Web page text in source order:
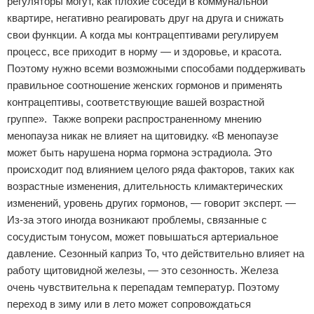
квартире, негативно реагировать друг на друга и снижать
свои функции. А когда мы контрацептивами регулируем
процесс, все приходит в норму — и здоровье, и красота.
Поэтому нужно всеми возможными способами поддерживать
правильное соотношение женских гормонов и применять
контрацептивы, соответствующие вашей возрастной
группе». Также вопреки распространенному мнению
менопауза никак не влияет на щитовидку. «В менопаузе
может быть нарушена норма гормона эстрадиола. Это
происходит под влиянием целого ряда факторов, таких как
возрастные изменения, длительность климактерических
изменений, уровень других гормонов, — говорит эксперт. —
Из-за этого иногда возникают проблемы, связанные с
сосудистым тонусом, может повышаться артериальное
давление. Сезонный каприз То, что действительно влияет на
работу щитовидной железы, — это сезонность. Железа
очень чувствительна к перепадам температур. Поэтому
переход в зиму или в лето может сопровождаться